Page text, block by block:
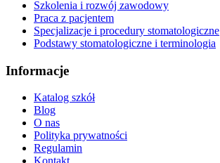
Szkolenia i rozwój zawodowy
Praca z pacjentem
Specjalizacje i procedury stomatologiczne
Podstawy stomatologiczne i terminologia
Informacje
Katalog szkół
Blog
O nas
Polityka prywatności
Regulamin